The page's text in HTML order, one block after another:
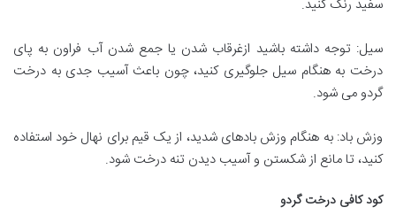
سفید رنگ کنید.
سیل: توجه داشته باشید ازغرقاب شدن یا جمع شدن آب فراون به پای
درخت به هنگام سیل جلوگیری کنید، چون باعث آسیب جدی به درخت
گردو می شود.
وزش باد: به هنگام وزش بادهای شدید، از یک قیم برای نهال خود استفاده
کنید، تا مانع از شکستن و آسیب دیدن تنه درخت شود.
کود کافی درخت گردو